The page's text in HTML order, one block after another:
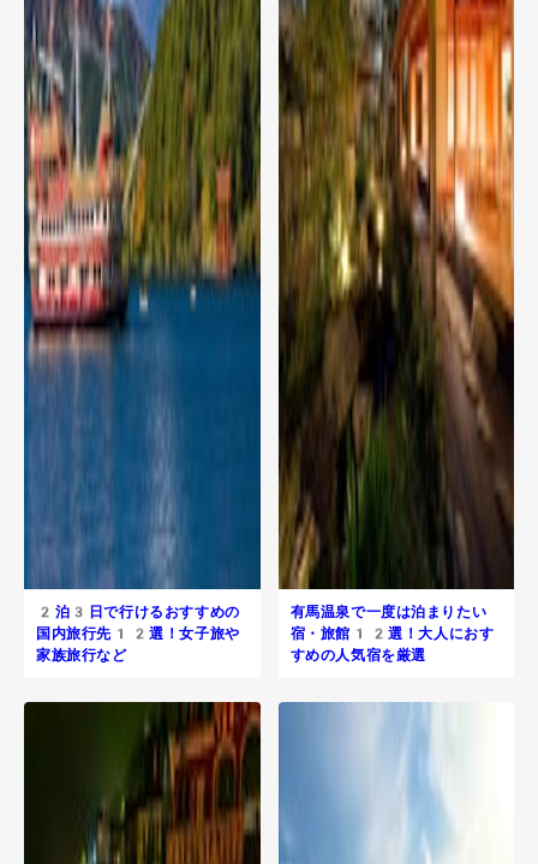
2泊3日で行けるおすすめの
国内旅行先12選！女子旅や
家族旅行など
有馬温泉で一度は泊まりたい
宿・旅館12選！大人におす
すめの人気宿を厳選